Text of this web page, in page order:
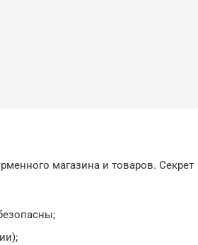
магазина и товаров. Секрет